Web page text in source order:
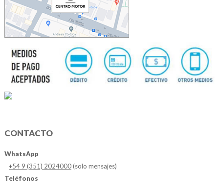
CONTACTO
WhatsApp
+54 9 (351) 2024000(solo mensajes)
Teléfonos